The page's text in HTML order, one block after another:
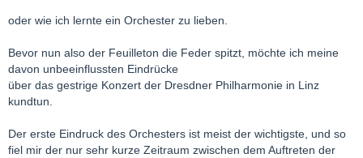
oder wie ich lernte ein Orchester zu lieben.
Bevor nun also der Feuilleton die Feder spitzt, möchte ich meine
davon unbeeinflussten Eindrücke
über das gestrige Konzert der Dresdner Philharmonie in Linz
kundtun.
Der erste Eindruck des Orchesters ist meist der wichtigste, und so
fiel mir der nur sehr kurze Zeitraum zwischen dem Auftreten der